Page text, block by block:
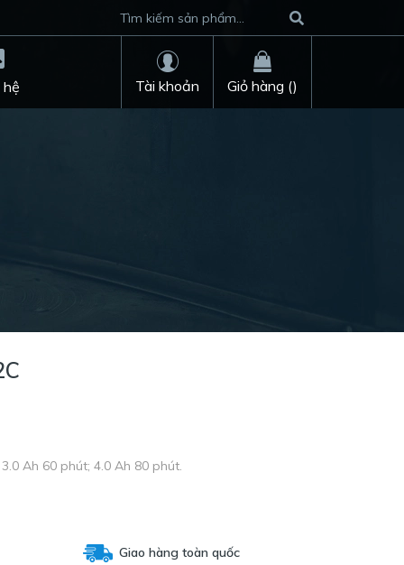
hệ Giỏ hàng ()
Tài khoản
Ah 60 phút; 4.0 Ah 80 phút.
Giao hàng toàn quốc